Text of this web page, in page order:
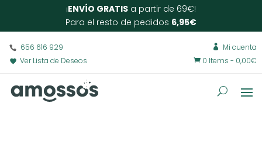
¡ENVÍO GRATIS a partir de 69€!
Para el resto de pedidos 6,95€
656 616 929
Ver Lista de Deseos
 Mi cuenta
 0 Items - 0,00€